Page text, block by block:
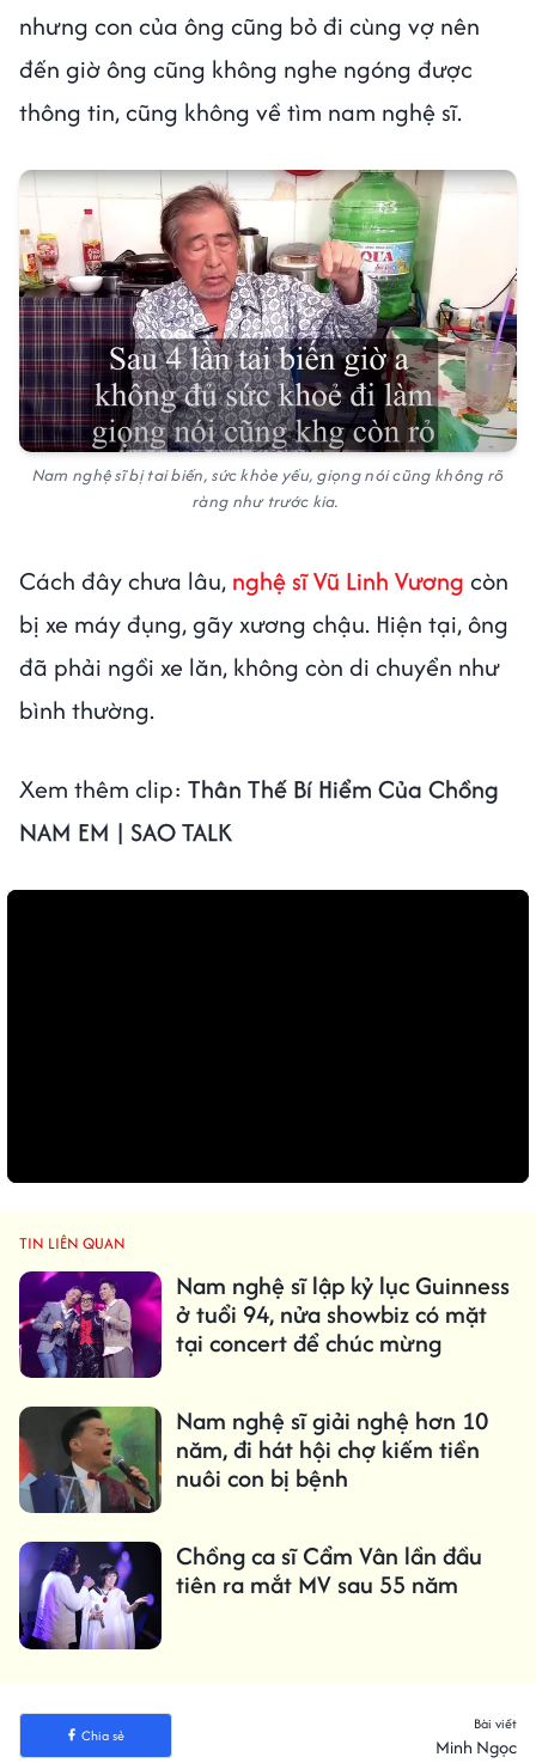
nhưng con của ông cũng bỏ đi cùng vợ nên
đến giờ ông cũng không nghe ngóng được
thông tin, cũng không về tìm nam nghệ sĩ.
Nam nghệ sĩ bị tai biến, sức khỏe yếu, giọng nói cũng không rõ
ràng như trước kia.
Cách đây chưa lâu, nghệ sĩ Vũ Linh Vương còn
bị xe máy đụng, gãy xương chậu. Hiện tại, ông
đã phải ngồi xe lăn, không còn di chuyển như
bình thường.
Xem thêm clip: Thân Thế Bí Hiểm Của Chồng
NAM EM | SAO TALK
TIN LIÊN QUAN
Nam nghệ sĩ lập kỷ lục Guinness
ở tuổi 94, nửa showbiz có mặt
tại concert để chúc mừng
Nam nghệ sĩ giải nghệ hơn 10
năm, đi hát hội chợ kiếm tiền
nuôi con bị bệnh
Chồng ca sĩ Cẩm Vân lần đầu
tiên ra mắt MV sau 55 năm
Chia sẻ
Bài viết
Minh Ngọc